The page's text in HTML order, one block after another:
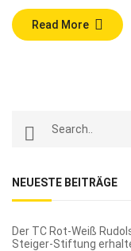
Read More
NEUESTE BEITRÄGE
Der TC Rot-Weiß
Steiger-Stiftung